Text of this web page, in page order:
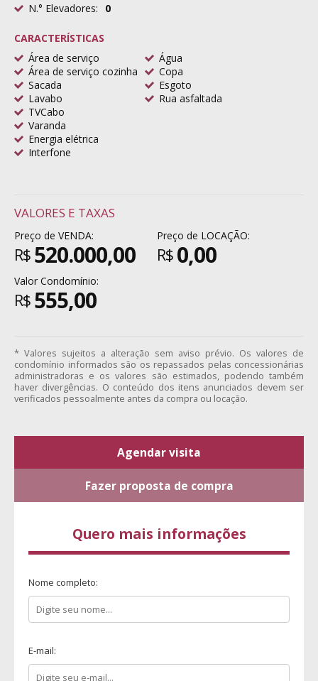
N.° Elevadores:
0
CARACTERÍSTICAS
Área de serviço
Área de serviço cozinha
Sacada
Lavabo
Água
Copa
Esgoto
Rua asfaltada
TVCabo
Varanda
Energia elétrica
Interfone
VALORES E TAXAS
Preço de VENDA:
R$ 520.000,00
Preço de LOCAÇÃO:
R$ 0,00
Valor Condomínio:
R$ 555,00
* Valores sujeitos a alteração sem aviso prévio. Os valores de
condomínio informados são os repassados pelas concessionárias
administradoras e os valores são estimados, podendo também
haver divergências. O conteúdo dos itens anunciados devem ser
verificados pessoalmente antes da compra ou locação.
Agendar visita
Fazer proposta de compra
Quero mais informações
Nome completo:
E-mail: